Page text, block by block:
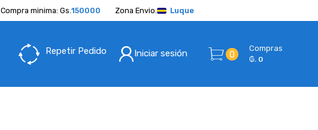
Compra minima: Gs.150000 Zona Envio. Luque
Repetir Pedido Iniciar sesión 0
Compras
₲. 0